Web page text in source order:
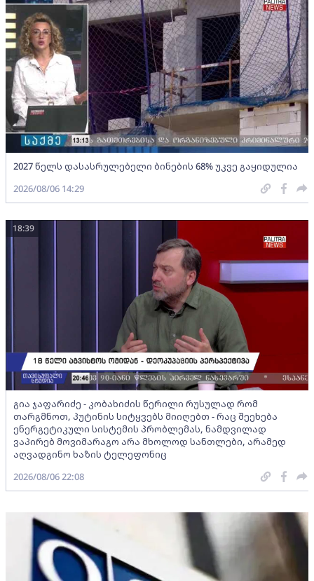
2027 წელს დასასრულებელი ბინების 68% უკვე გაყიდულია
2026/08/06 14:29
გია ჯაფარიძე - კობახიძის წერილი რუსულად რომ
თარგმნოთ, პუტინის სიტყვებს მიიღებთ - რაც შეეხება
ენერგეტიკული სისტემის პრობლემას, ნამდვილად
ვაპირებ მოვიმარაგო არა მხოლოდ სანთლები, არამედ
აღვადგინო ხაზის ტელეფონიც
18:39
2026/08/06 22:08